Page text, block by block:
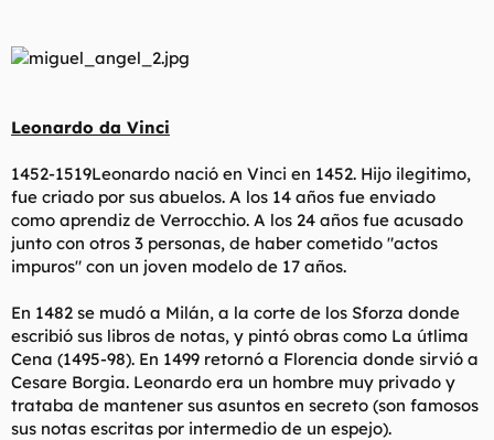
Leonardo da Vinci
1452-1519Leonardo nació en Vinci en 1452. Hijo ilegitimo,
fue criado por sus abuelos. A los 14 años fue enviado
como aprendiz de Verrocchio. A los 24 años fue acusado
junto con otros 3 personas, de haber cometido "actos
impuros" con un joven modelo de 17 años.
En 1482 se mudó a Milán, a la corte de los Sforza donde
escribió sus libros de notas, y pintó obras como La útlima
Cena (1495-98). En 1499 retornó a Florencia donde sirvió a
Cesare Borgia. Leonardo era un hombre muy privado y
trataba de mantener sus asuntos en secreto (son famosos
sus notas escritas por intermedio de un espejo).